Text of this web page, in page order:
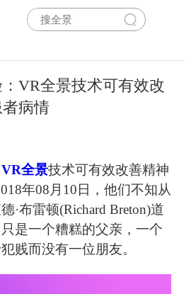
VR全景技术可有效改
病情
VR全景技术可有效改善精神
年08月10日，他们不知从
·布雷顿(Richard Breton)道
是一个糟糕的父亲，一个
贱而没有一位朋友。